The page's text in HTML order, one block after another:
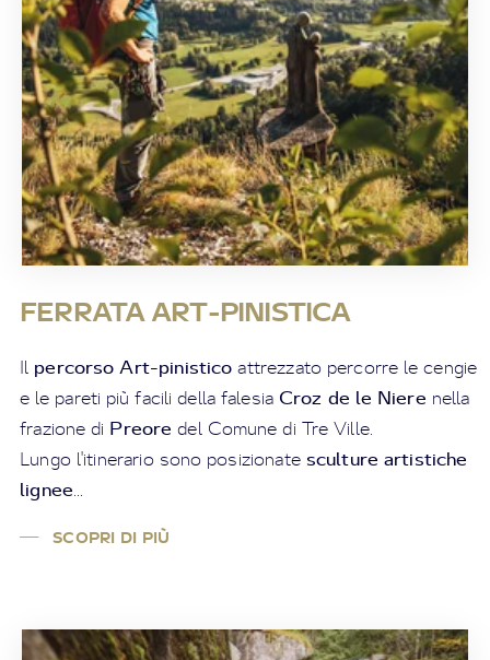
FERRATA ART-PINISTICA
Il percorso Art-pinistico attrezzato percorre le cengie
e le pareti più facili della falesia Croz de le Niere nella
frazione di Preore del Comune di Tre Ville.
Lungo l'itinerario sono posizionate sculture artistiche
lignee...
SCOPRI DI PIÙ